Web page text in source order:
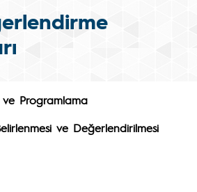
Programlama
ve Değerlendirilmesi